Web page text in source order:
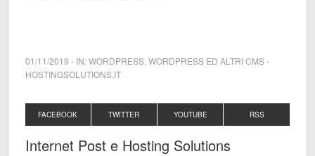
01/11/2019 - IN:WORDPRESS, WORDPRESS ED ALTRI CMS-
HOSTINGSOLUTIONS.IT
FACEBOOK TWITTER YOUTUBE RSS
Internet Post e Hosting Solutions